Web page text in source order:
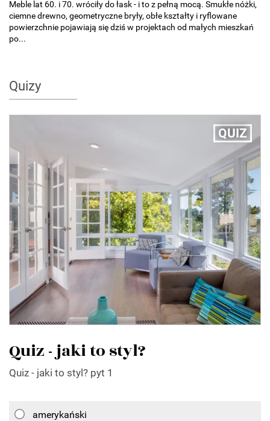
Meble lat 60. i 70. wróciły do łask - i to z pełną mocą. Smukłe nóżki,
ciemne drewno, geometryczne bryły, obłe kształty i ryflowane
powierzchnie pojawiają się dziś w projektach od małych mieszkań
po...
Quizy
QUIZ
Quiz - jaki to styl?
Quiz - jaki to styl? pyt 1
amerykański